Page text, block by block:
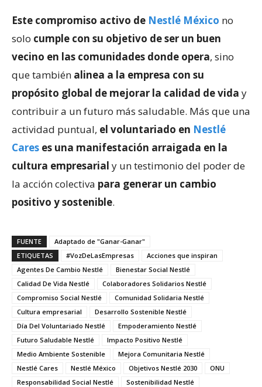
Este compromiso activo de Nestlé México no
solo cumple con su objetivo de ser un buen
vecino en las comunidades donde opera, sino
que también alinea a la empresa con su
propósito global de mejorar la calidad de vida y
contribuir a un futuro más saludable. Más que una
actividad puntual, el voluntariado en Nestlé
Cares es una manifestación arraigada en la
cultura empresarial y un testimonio del poder de
la acción colectiva para generar un cambio
positivo y sostenible.
FUENTE
Adaptado de "Ganar-Ganar"
ETIQUETAS
#VozDeLasEmpresas
Acciones que inspiran
Agentes De Cambio Nestlé
Bienestar Social Nestlé
Calidad De Vida Nestlé
Colaboradores Solidarios Nestlé
Compromiso Social Nestlé
Comunidad Solidaria Nestlé
Cultura empresarial
Desarrollo Sostenible Nestlé
Día Del Voluntariado Nestlé
Empoderamiento Nestlé
Futuro Saludable Nestlé
Impacto Positivo Nestlé
Medio Ambiente Sostenible
Mejora Comunitaria Nestlé
Nestlé Cares
Nestlé México Objetivos Nestlé 2030
ONU
Responsabilidad Social Nestlé
Sostenibilidad Nestlé